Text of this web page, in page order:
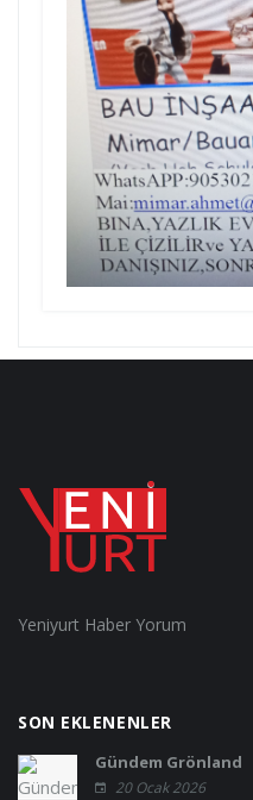
Yeniyurt Haber Yorum
SON EKLENENLER
Gündem Grönland
20 Ocak 2026